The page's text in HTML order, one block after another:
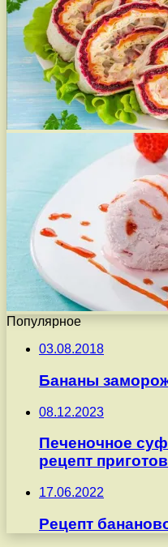
Популярное
03.08.2018
Бананы
08.12.2023
Печеночное
рецепт
17.06.2022
Рецепт